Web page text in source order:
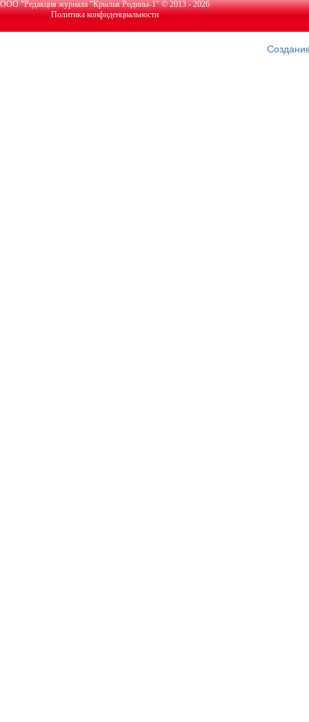
ООО "Редакция журнала "Крылья Родины-1" © 2013 - 2026
Политика конфиденциальности